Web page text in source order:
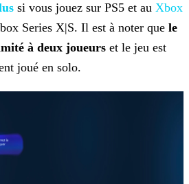
si vous jouez sur PS5 et au Xbox
Series X|S. Il est à noter que le
à deux joueurs et le jeu est
joué en solo.